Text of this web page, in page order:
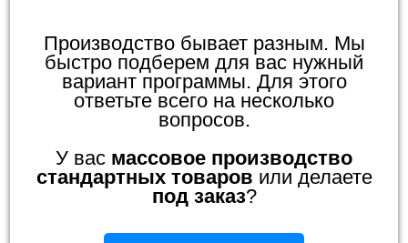
Производство бывает разным. Мы
быстро подберем для вас нужный
вариант программы. Для этого
ответьте всего на несколько
вопросов.
У вас массовое производство
стандартных товаров или делаете
под заказ?